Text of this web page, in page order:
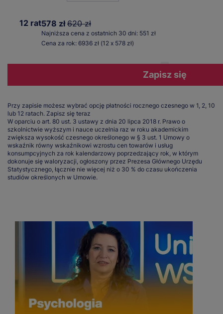
12 rat578 zł620 zł
Najniższa cena z ostatnich 30 dni: 551 zł
Cena za rok: 6936 zł (12 x 578 zł)
Zapisz się
Przy zapisie możesz wybrać opcję płatności rocznego czesnego w 1, 2, 10
lub 12 ratach. Zapisz się teraz
W oparciu o art. 80 ust. 3 ustawy z dnia 20 lipca 2018 r. Prawo o
szkolnictwie wyższym i nauce uczelnia raz w roku akademickim
zwiększa wysokość czesnego określonego w § 3 ust. 1 Umowy o
wskaźnik równy wskaźnikowi wzrostu cen towarów i usług
konsumpcyjnych za rok kalendarzowy poprzedzający rok, w którym
dokonuje się waloryzacji, ogłoszony przez Prezesa Głównego Urzędu
Statystycznego, łącznie nie więcej niż o 30 % do czasu ukończenia
studiów określonych w Umowie.